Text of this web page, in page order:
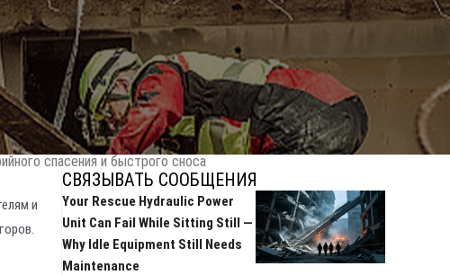
спасения и быстрого сноса
и
СВЯЗЫВАТЬ СООБЩЕНИЯ
Your Rescue Hydraulic Power
Unit Can Fail While Sitting Still —
Why Idle Equipment Still Needs
Maintenance